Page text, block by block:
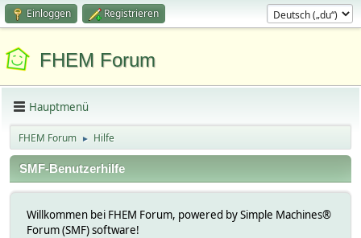
Einloggen Registrieren
FHEM Forum
Hauptmenü
FHEM Forum ► Hilfe
SMF-Benutzerhilfe
Willkommen bei FHEM Forum, powered by Simple Machines®
Forum (SMF) software!